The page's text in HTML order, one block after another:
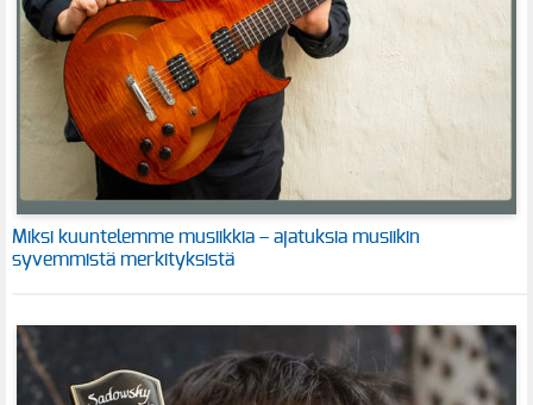
Miksi kuuntelemme musiikkia – ajatuksia musiikin
syvemmistä merkityksistä